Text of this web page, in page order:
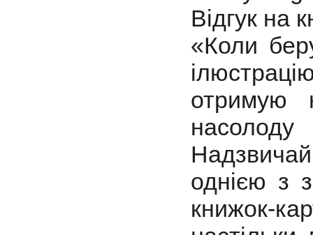
Відгук на
«Коли
отримую
однією з
книжок-